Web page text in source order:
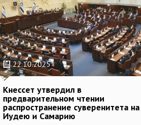
22.10.2025
Кнессет утвердил в
предварительном чтении
распространение суверенитета на
Иудею и Самарию